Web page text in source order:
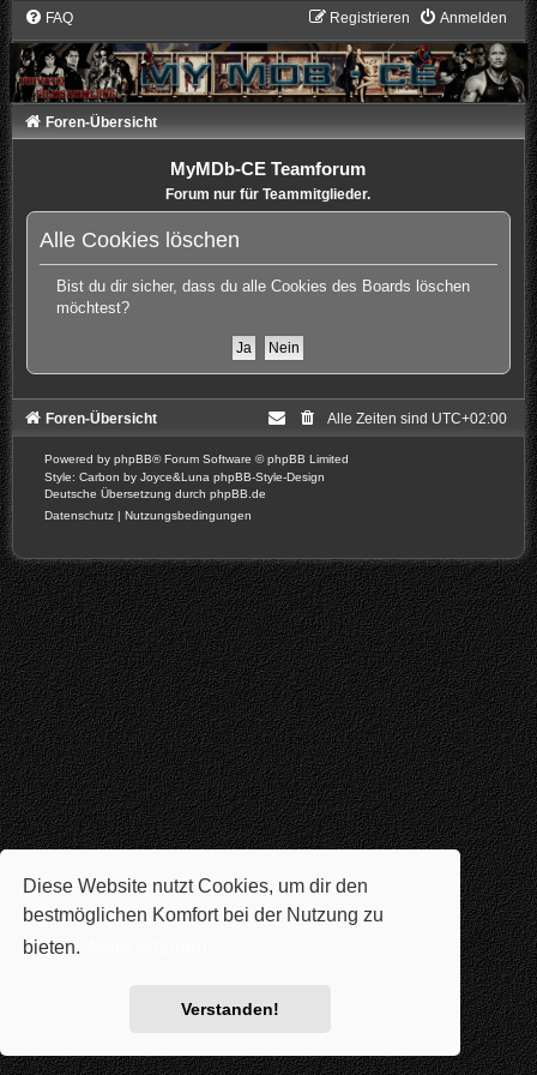
Diese Website nutzt Cookies, um dir den
bestmöglichen Komfort bei der Nutzung zu
bieten.
Verstanden!
FAQ Anmelden
Registrieren
Foren-Übersicht
MyMDb-CE Teamforum
Forum nur für Teammitglieder.
Alle Cookies löschen
Bist du dir sicher, dass du alle Cookies des Boards löschen
möchtest?
Foren-Übersicht Alle Zeiten sind UTC+02:00
Powered by phpBB® Forum Software © phpBB Limited
Style: Carbon by Joyce&Luna phpBB-Style-Design
Deutsche Übersetzung durch phpBB.de
Datenschutz | Nutzungsbedingungen